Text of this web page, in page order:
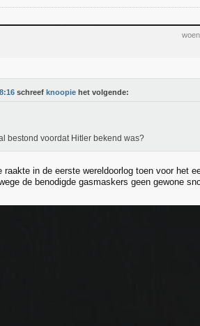
schreef knoopie het volgende:
bestond voordat Hitler bekend was?
in de eerste wereldoorlog toen voor het
de benodigde gasmaskers geen gewone